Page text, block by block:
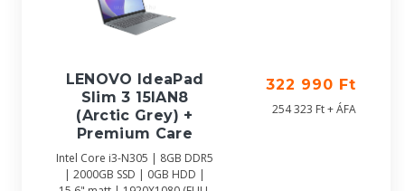
LENOVO IdeaPad
Slim 3 15IAN8
(Arctic Grey) +
Premium Care
Intel Core i3-N305 | 8GB DDR5
| 2000GB SSD | 0GB HDD |
322 990 Ft
254 323 Ft + ÁFA